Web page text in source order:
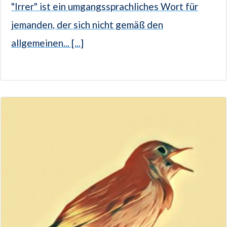
"Irrer" ist ein umgangssprachliches Wort für
jemanden, der sich nicht gemäß den
allgemeinen... [...]